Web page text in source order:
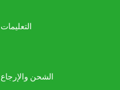
التعليمات
الشحن والإرجاع